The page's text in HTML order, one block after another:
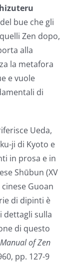
bue che gli
Zen dopo,
alla
la metafora
e vuole
di
Ueda,
ji di Kyoto e
in prosa e in
Shūbun (XV
Guoan
di dipinti è
dettagli sulla
di questo
Manual of Zen
pp. 127-9